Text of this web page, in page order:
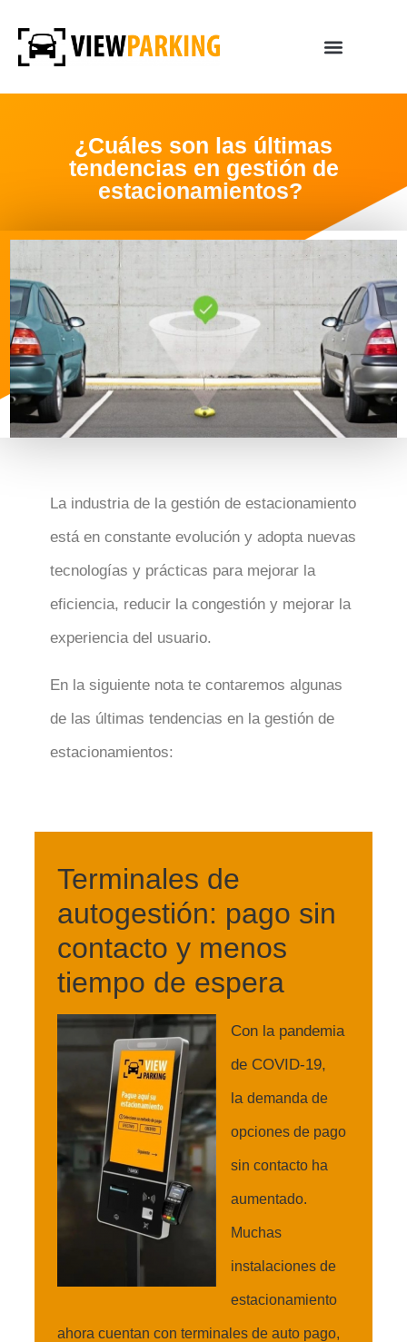
¿Cuáles son las últimas
tendencias en gestión de
estacionamientos?
La industria de la gestión de estacionamiento
está en constante evolución y adopta nuevas
tecnologías y prácticas para mejorar la
eficiencia, reducir la congestión y mejorar la
experiencia del usuario.
En la siguiente nota te contaremos algunas
de las últimas tendencias en la gestión de
estacionamientos:
Terminales de
autogestión: pago sin
contacto y menos
tiempo de espera
Con la pandemia
de COVID-19,
la demanda de
opciones de pago
sin contacto ha
aumentado.
Muchas
instalaciones de
estacionamiento
ahora cuentan con terminales de auto pago,